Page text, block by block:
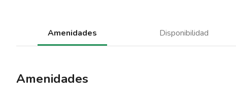
Amenidades Disponibilidad
Amenidades